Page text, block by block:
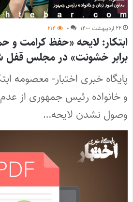
۲۲ اردیبهشت ۱۴۰۰ ۰ ۲۱۴
ابتکار: لایحه «حفظ کرامت و
برابر خشونت» در مجلس
پایگاه خبری اختبار- معصومه
و خانواده رئیس جمهوری از
وصول نشدن لایحه…